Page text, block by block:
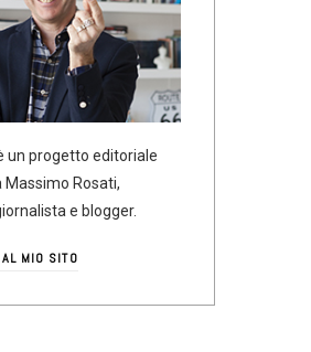
un progetto editoriale
Massimo Rosati,
e blogger.
MIO SITO